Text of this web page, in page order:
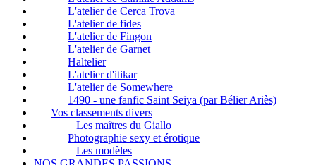
L'atelier de Cerca Trova
L'atelier de fides
L'atelier de Fingon
L'atelier de Garnet
Haltelier
L'atelier d'itikar
L'atelier de Somewhere
1490 - une fanfic Saint Seiya (par Bélier Ariès)
Vos classements divers
Les maîtres du Giallo
Photographie sexy et érotique
Les modèles